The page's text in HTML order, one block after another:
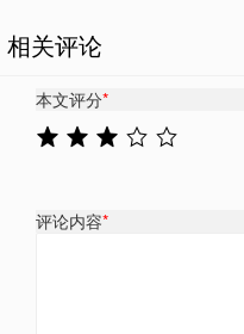
相关评论
本文评分*
评论内容*